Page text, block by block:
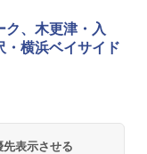
ク、木更津・入
・横浜ベイサイド
表示させる